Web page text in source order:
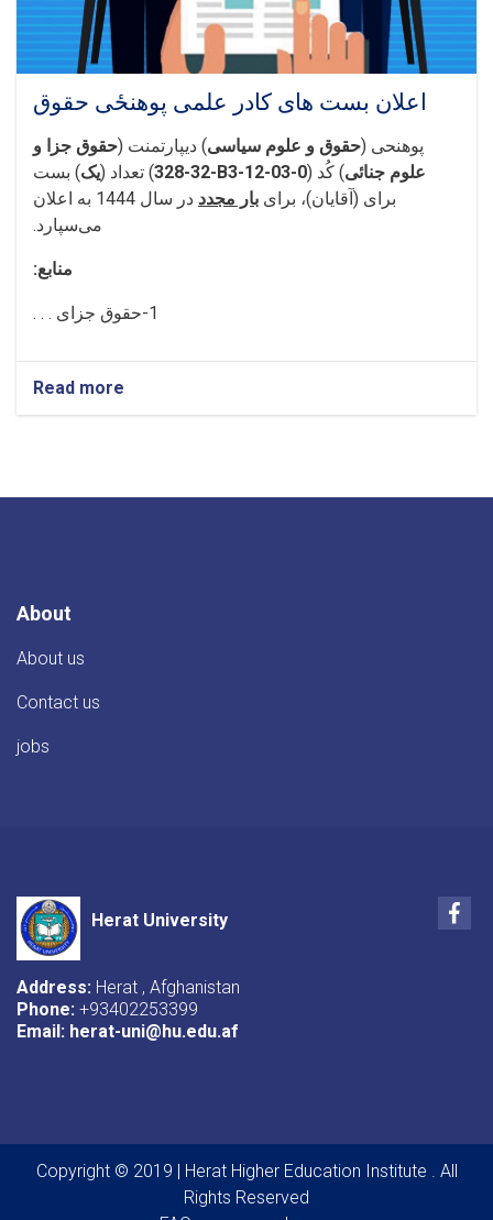
اعلان بست های کادر علمی پوهنځی حقوق
پوهنحی (حقوق و علوم سیاسی) دیپارتمنت (حقوق جزا و
علوم جنائی) کُد (28-32-B3-12-03-0
3) تعداد (یک) بست
برای (آقایان)، برای بار مجدد در سال 14 44
به اعلان
می‌سپارد.
منابع:
1-حقوق جزای . . .
Read more
اعلان
علمی
About
About us
Contact us
jobs
Herat University
Address: Herat , Afghanistan
Phone: +93402253399
Email: herat-uni@hu.edu.af
Copyright © 2019 | Herat Higher Education Institute . All
Rights Reserved